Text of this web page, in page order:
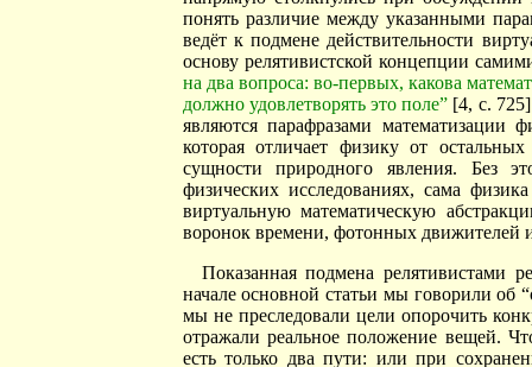
понять различие между указанными
ведёт к подмене действительности
основу релятивистской концепции
на два вопроса: во-первых, какова
должно удовлетворять это поле” [4, с.
являются парафразами математизации
которая отличает физику от
сущности природного явления. Без
физических исследованиях, сама
виртуальную математическую
воронок времени, фотонных движителей
Показанная подмена релятивистами
начале основной статьи мы говорили об
мы не преследовали цели опорочить
отражали реальное положение вещей.
есть только два пути: или при